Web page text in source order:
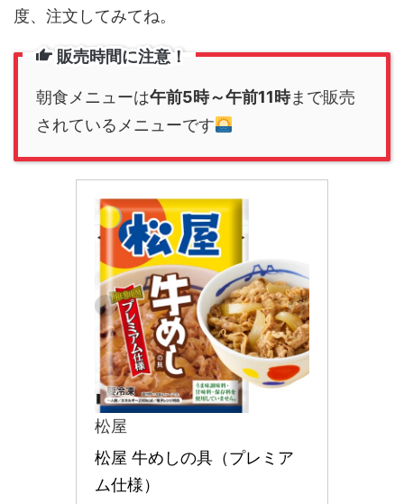
度、注文してみてね。
販売時間に注意！
朝食メニューは午前5時～午前11時まで販売
されているメニューです
松屋
松屋 牛めしの具（プレミア
ム仕様）